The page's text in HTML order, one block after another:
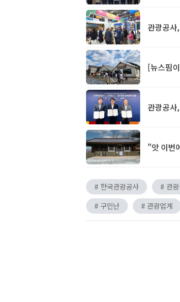
관광공사
[뉴스핌
관광공사
"앗 이번
# 한국관광공사 # 관
# 구인난
# 관광업계